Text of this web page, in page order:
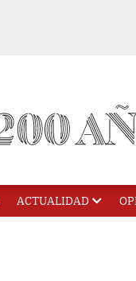
ACTUALIDAD